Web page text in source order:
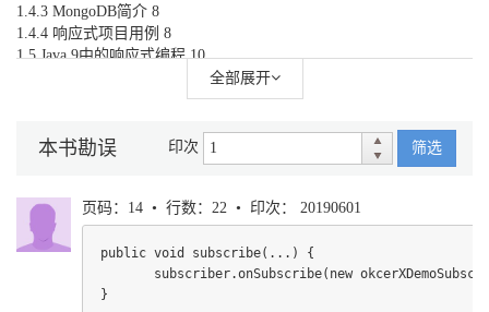
1.4.3 MongoDB简介 8
1.4.4 响应式项目用例 8
1.5 Java 9中的响应式编程 10
1.5.2 Java 9响应式编程入门Demo 12
1.5.4 响应式编程整合Spring实战案例 23
2.1 响应式编程所涉及的设计模式 30
2.1.1 观察者模式 30
2.1.2 迭代器模式 30
2.2 解读reactivex.Observable 31
2.2.1 从Flow.Publisher到Observable 33
全部展开
本书勘误 印次 筛选
页码：14 • 行数：22 • 印次： 20190601
public void subscribe(...) {
subscriber.onSubscribe(new